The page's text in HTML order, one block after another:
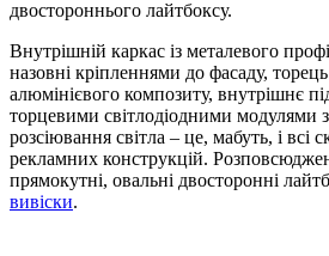
двостороннього лайтбоксу.
Внутрішній каркас із металевого
назовні кріпленнями до фасаду,
алюмінієвого композиту, внутрішнє
торцевими світлодіодними модулями
розсіювання світла – це, мабуть, і всі
рекламних конструкцій.
прямокутні, овальні двосторонні
вивіски.